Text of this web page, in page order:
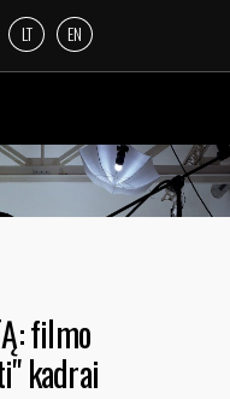
LT EN
filmo
kadrai